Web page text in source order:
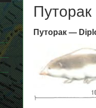
Путорак
Путорак —